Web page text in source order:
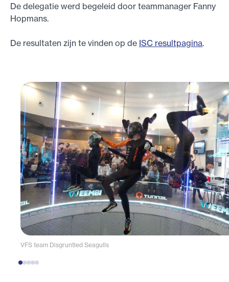
De delegatie werd begeleid door teammanager Fanny
Hopmans.
De resultaten zijn te vinden op de ISC resultpagina.
VFS team Disgruntled Seagulls